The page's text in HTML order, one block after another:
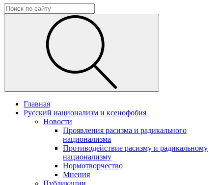
Главная
Русский национализм и ксенофобия
Новости
Проявления расизма и радикального
национализма
Противодействие расизму и радикальному
национализму
Нормотворчество
Мнения
Публикации